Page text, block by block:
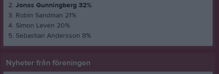
2. Jonas Gunningberg 32%
3. Robin Sandman 21%
4. Simon Levén 20%
5. Sebastian Andersson 8%
Nyheter från föreningen